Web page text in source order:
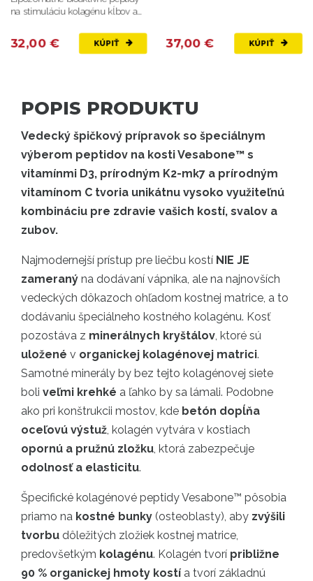
37,00 € KÚPIŤ 39,90 € KÚPIŤ
POPIS PRODUKTU
Vedecký špičkový prípravok so špeciálnym
výberom peptidov na kosti Vesabone™ s
vitamínmi D3, prírodným K2-mk7 a prírodným
vitamínom C tvoria unikátnu vysoko využiteľnú
kombináciu pre zdravie vašich kostí, svalov a
zubov.
Najmodernejší prístup pre liečbu kostí NIE JE
zameraný na dodávaní vápnika, ale na najnovších
vedeckých dôkazoch ohľadom kostnej matrice, a to
dodávaniu špeciálneho kostného kolagénu. Kosť
pozostáva z minerálnych kryštálov, ktoré sú
uložené v organickej kolagénovej matrici.
Samotné minerály by bez tejto kolagénovej siete
boli veľmi krehké a ľahko by sa lámali. Podobne
ako pri konštrukcii mostov, kde betón dopĺňa
oceľovú výstuž, kolagén vytvára v kostiach
opornú a pružnú zložku, ktorá zabezpečuje
odolnosť a elasticitu.
Špecifické kolagénové peptidy Vesabone™ pôsobia
priamo na kostné bunky (osteoblasty), aby zvýšili
tvorbu dôležitých zložiek kostnej matrice,
predovšetkým kolagénu. Kolagén tvorí približne
90 % organickej hmoty kostí a tvorí základnú